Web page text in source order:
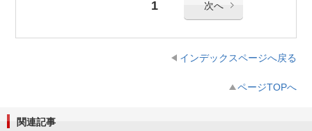
1 次へ
インデックスページへ戻る
ページTOPへ
関連記事